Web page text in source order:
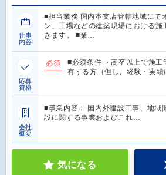
仕事
内容
■担当業務 国内本支店管轄地域にて
ン、工場などの建築現場における施
きます。 ■業…
応募
資格
必須
■必須条件 ・高卒以上で施工
有する方（但し、経験・実績
会社
概要
■事業内容： 国内外建設工事、地域
設に関する事業およびこれ…
気になる